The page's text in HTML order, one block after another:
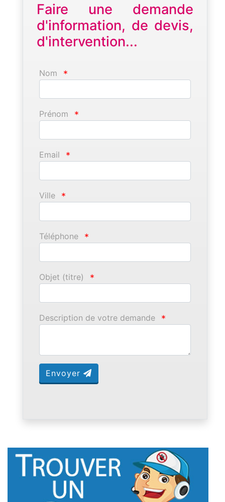
Faire une demande
d'information, de devis,
d'intervention...
Nom *
Prénom *
Email *
Ville *
Téléphone *
Objet (titre) *
Description de votre demande *
Envoyer